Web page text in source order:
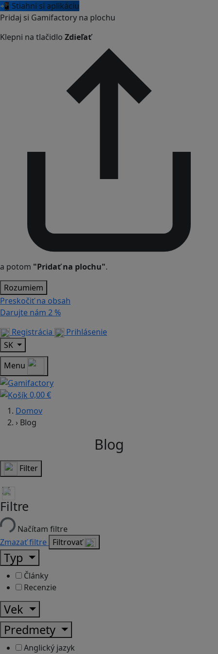
📲 Stiahni si aplikáciu
Pridaj si Gamifactory na plochu
Klepni na tlačidlo Zdieľať
a potom "Pridať na plochu".
Rozumiem
Preskočiť na obsah
Darujte nám 2 %
Registrácia
Prihlásenie
SK
Menu
0,00 €
Domov
› Blog
Blog
Filter
Filtre
Načítam filtre
Zmazať filtre Filtrovať
Typ
Články
Recenzie
Vek
Predmety
Anglický jazyk